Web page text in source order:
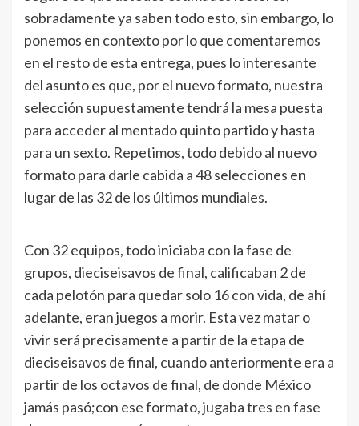
sobradamente ya saben todo esto, sin embargo, lo
ponemos en contexto por lo que comentaremos
en el resto de esta entrega, pues lo interesante
del asunto es que, por el nuevo formato, nuestra
selección supuestamente tendrá la mesa puesta
para acceder al mentado quinto partido y hasta
para un sexto. Repetimos, todo debido al nuevo
formato para darle cabida a 48 selecciones en
lugar de las 32 de los últimos mundiales.
Con 32 equipos, todo iniciaba con la fase de
grupos, dieciseisavos de final, calificaban 2 de
cada pelotón para quedar solo 16 con vida, de ahí
adelante, eran juegos a morir. Esta vez matar o
vivir será precisamente a partir de la etapa de
dieciseisavos de final, cuando anteriormente era a
partir de los octavos de final, de donde México
jamás pasó;con ese formato, jugaba tres en fase